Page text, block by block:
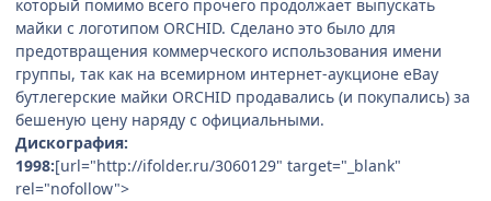
который помимо всего прочего продолжает выпускать
майки с логотипом ORCHID. Сделано это было для
предотвращения коммерческого использования имени
группы, так как на всемирном интернет-аукционе eBay
бутлегерские майки ORCHID продавались (и покупались) за
бешеную цену наряду с официальными.
Дискография:
1998:[url="http://ifolder.ru/3060129" target="_blank"
rel="nofollow">